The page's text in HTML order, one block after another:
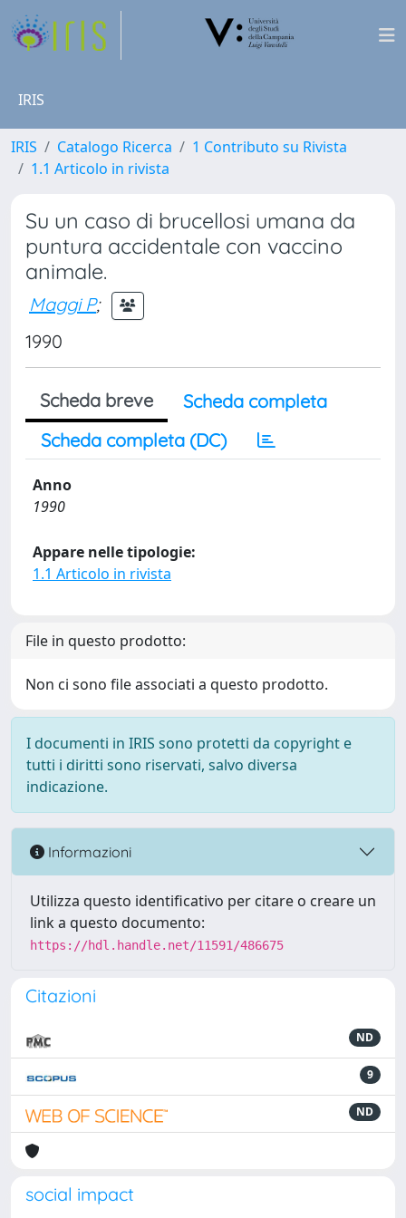
IRIS
IRIS Catalogo Ricerca
1 Contributo su Rivista
1.1 Articolo in rivista
Su un caso di brucellosi umana da
puntura accidentale con vaccino
animale.
Maggi P;
1990
Scheda breve
Scheda completa
Scheda completa (DC)
Anno
1990
Appare nelle tipologie:
1.1 Articolo in rivista
File in questo prodotto:
Non ci sono file associati a questo prodotto.
I documenti in IRIS sono protetti da copyright e
tutti i diritti sono riservati, salvo diversa
indicazione.
Informazioni
Utilizza questo identificativo per citare o creare un
link a questo documento:
https://hdl.handle.net/11591/486675
Citazioni
ND
9
ND
social impact